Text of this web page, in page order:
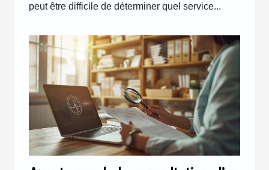
peut être difficile de déterminer quel service...